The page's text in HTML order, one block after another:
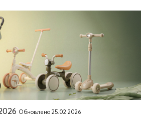
Обновлено 25.02.2026